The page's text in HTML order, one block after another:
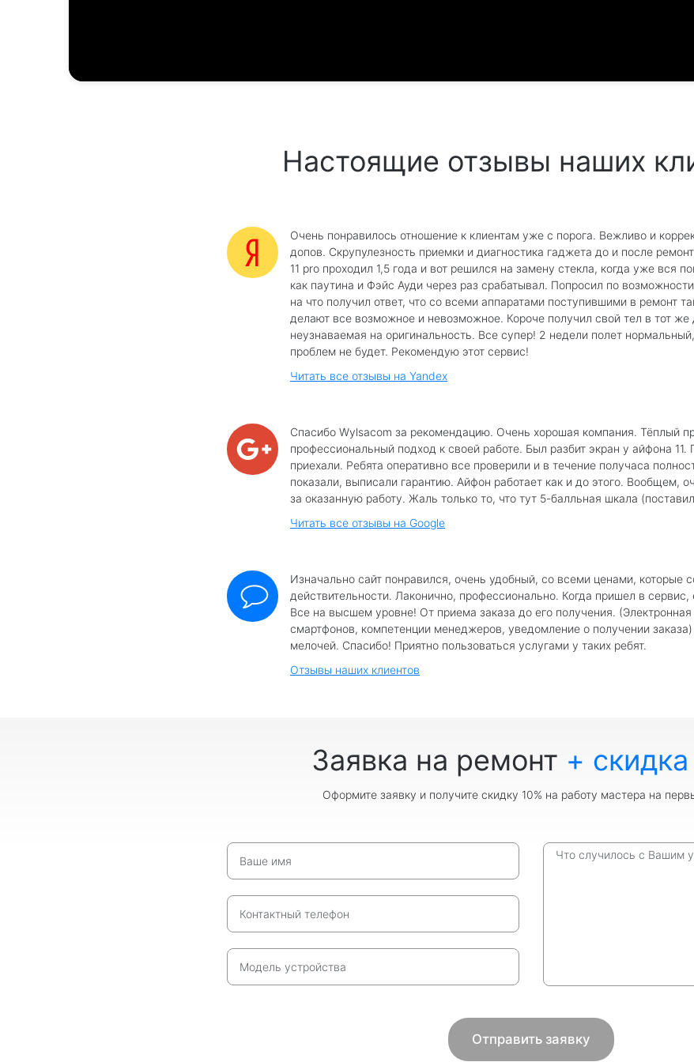
Настоящие отзывы наших
Очень понравилось отношение к клиентам уже с порога. Вежливо и
допов. Скрупулезность приемки и диагностика гаджета до и после
11 pro проходил 1,5 года и вот решился на замену стекла, когда уже вся
как паутина и Фэйс Ауди через раз срабатывал. Попросил по
на что получил ответ, что со всеми аппаратами поступившими в ремонт
делают все возможное и невозможное. Короче получил свой тел в тот
неузнаваемая на оригинальность. Все супер! 2 недели полет
проблем не будет. Рекомендую этот сервис!
Читать все отзывы на Yandex
Спасибо Wylsacom за рекомендацию. Очень хорошая компания. Тёплый
профессиональный подход к своей работе. Был разбит экран у айфона 11.
приехали. Ребята оперативно все проверили и в течение получаса
показали, выписали гарантию. Айфон работает как и до этого. Вообщем,
за оказанную работу. Жаль только то, что тут 5-балльная шкала
Читать все отзывы на Google
Изначально сайт понравился, очень удобный, со всеми ценами, которые
действительности. Лаконично, профессионально. Когда пришел в
Все на высшем уровне! От приема заказа до его получения.
смартфонов, компетенции менеджеров, уведомление о получении
мелочей. Спасибо! Приятно пользоваться услугами у таких ребят.
Отзывы наших клиентов
Заявка на ремонт + скидка
Оформите заявку и получите скидку 10% на работу мастера на